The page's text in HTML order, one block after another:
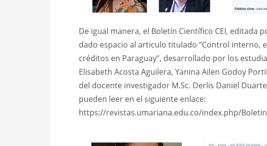
De igual manera, el Boletín Científico CEI, editada
dado espacio al articulo titulado “Control interno,
créditos en Paraguay”, desarrollado por los
Elisabeth Acosta Aguilera, Yanina Ailen Godoy
del docente investigador M.Sc. Derlis Daniel
pueden leer en el siguiente enlace:
https://revistas.umariana.edu.co/index.php/